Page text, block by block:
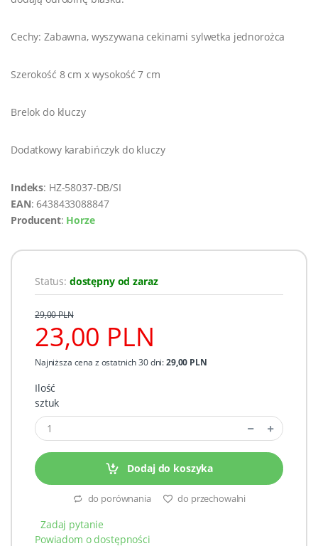
Cechy: Zabawna, wyszywana cekinami sylwetka jednorożca
Szerokość 8 cm x wysokość 7 cm
Brelok do kluczy
Dodatkowy karabińczyk do kluczy
Indeks: HZ-58037-DB/SI
EAN: 6438433088847
Producent: Horze
Status: dostępny od zaraz
23,00 PLN
29,00 PLN
Najniższa cena z ostatnich 30 dni:29,00 PLN
Ilość
sztuk
Dodaj do koszyka
do porównania do przechowalni
Zadaj pytanie
Powiadom o dostępności